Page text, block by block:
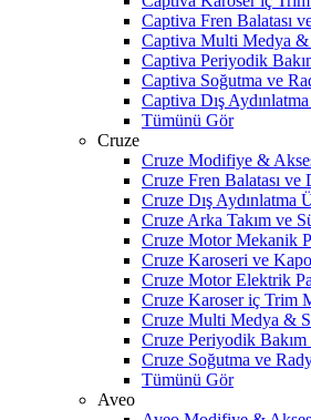
Captiva Fren Balatası
Captiva Multi Medya &
Captiva Periyodik
Captiva Soğutma ve
Captiva Dış
Tümünü Gör
Cruze
Cruze Modifiye &
Cruze Fren Balatası ve
Cruze Dış Aydınlatma
Cruze Arka Takım ve
Cruze Motor Mekanik
Cruze Karoseri ve
Cruze Motor Elektrik
Cruze Karoser iç Trim
Cruze Multi Medya &
Cruze Periyodik
Cruze Soğutma ve
Tümünü Gör
Aveo